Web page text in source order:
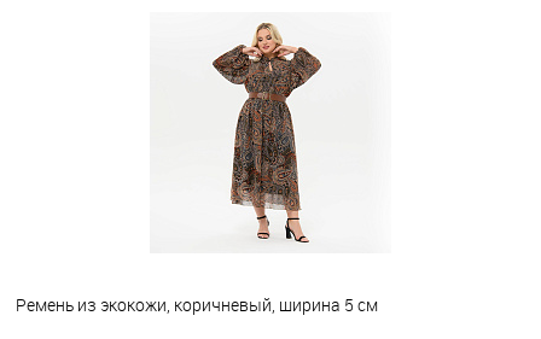
В корзину
Ремень из экокожи, коричневый, ширина 5 см